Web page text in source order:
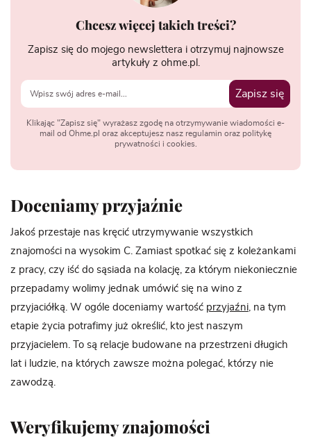
Chcesz więcej takich treści?
Zapisz się do mojego newslettera i otrzymuj najnowsze
artykuły z ohme.pl.
Zapisz się
Klikając "Zapisz się" wyrażasz zgodę na otrzymywanie wiadomości e-
mail od Ohme.pl oraz akceptujesz nasz regulamin oraz politykę
prywatności i cookies.
Doceniamy przyjaźnie
Jakoś przestaje nas kręcić utrzymywanie wszystkich
znajomości na wysokim C. Zamiast spotkać się z koleżankami
z pracy, czy iść do sąsiada na kolację, za którym niekoniecznie
przepadamy wolimy jednak umówić się na wino z
przyjaciółką. W ogóle doceniamy wartość przyjaźni, na tym
etapie życia potrafimy już określić, kto jest naszym
przyjacielem. To są relacje budowane na przestrzeni długich
lat i ludzie, na których zawsze można polegać, którzy nie
zawodzą.
Weryfikujemy znajomości